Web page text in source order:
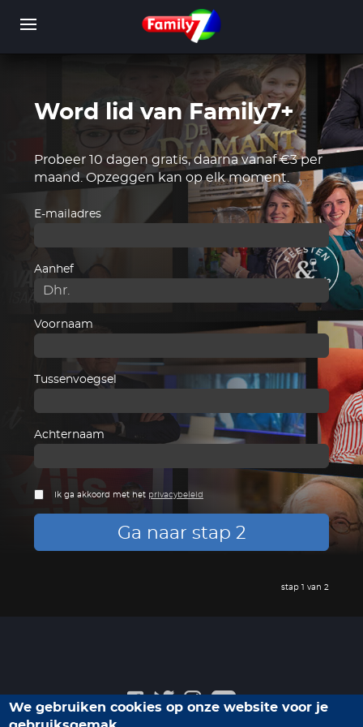
WORD LID INLOGGEN
Word lid van Family7+
Probeer 10 dagen gratis, daarna vanaf €3 per
maand. Opzeggen kan op elk moment.
E-mailadres
Aanhef
Voornaam
Tussenvoegsel
Achternaam
Ik ga akkoord met het privacybeleid
Ga naar stap 2
stap 1 van 2
We gebruiken cookies op onze website voor je